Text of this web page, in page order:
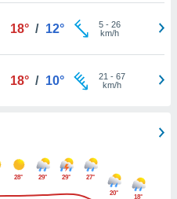
18° / 12° 5- 26
km/h
18° / 10° 21 - 67
km/h
28° 29° 29° 27°
20°
18°